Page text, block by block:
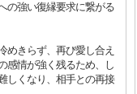
の強い復縁要求に繋がる
めきらず、再び愛し合え
感情が強く残るため、し
しくなり、相手との再接